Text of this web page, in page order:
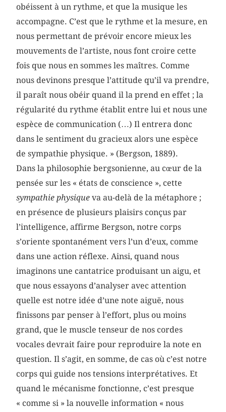
obéissent à un rythme, et que la musique les
accompagne. C’est que le rythme et la mesure, en
nous permettant de prévoir encore mieux les
mouvements de l’artiste, nous font croire cette
fois que nous en sommes les maîtres. Comme
nous devinons presque l’attitude qu’il va prendre,
il paraît nous obéir quand il la prend en effet ; la
régularité du rythme établit entre lui et nous une
espèce de communication (…) Il entrera donc
dans le sentiment du gracieux alors une espèce
de sympathie physique. » (Bergson, 1889).
Dans la philosophie bergsonienne, au cœur de la
pensée sur les « états de conscience », cette
sympathie physiqueva au-delà de la métaphore ;
en présence de plusieurs plaisirs conçus par
l’intelligence, affirme Bergson, notre corps
s’oriente spontanément vers l’un d’eux, comme
dans une action réflexe. Ainsi, quand nous
imaginons une cantatrice produisant un aigu, et
que nous essayons d’analyser avec attention
quelle est notre idée d’une note aiguë, nous
finissons par penser à l’effort, plus ou moins
grand, que le muscle tenseur de nos cordes
vocales devrait faire pour reproduire la note en
question. Il s’agit, en somme, de cas où c’est notre
corps qui guide nos tensions interprétatives. Et
quand le mécanisme fonctionne, c’est presque
« comme si » la nouvelle information « nous